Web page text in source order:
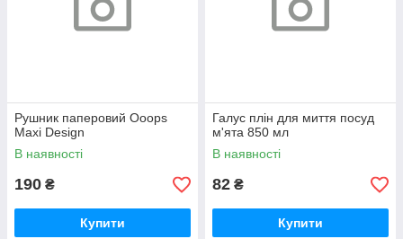
Рушник паперовий Ooops
Maxi Design
В наявності
190 ₴
Купити
Галус плін для миття посуд
м'ята 850 мл
В наявності
82 ₴
Купити